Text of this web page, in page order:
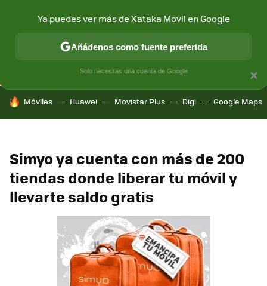
CONECTIVIDAD MÓVIL Y SOCIEDAD APLICACIONES
HOY SE HABLA DE
Móviles Huawei Movistar Plus Digi Google Maps
Simyo ya cuenta con más de 200
tiendas donde liberar tu móvil y
llevarte saldo gratis
×
Ya puedes ver más de Xataka Movil en Google
Añádenos como fuente preferida
Solo necesitas una cuenta de Google